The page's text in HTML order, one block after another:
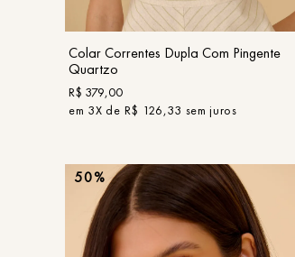
COMPRAR
Colar Correntes Dupla Com Pingente
Quartzo
R$ 379,00
em 3X de R$ 126,33 sem juros
50%